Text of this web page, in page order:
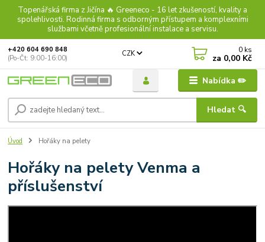
Topenářská firma z Jičína 🔥 Greeneco - 16 let zkušeností, kvality a
spolehlivosti. Rodinná firma s odborným přístupem a komplexními
službami včetně profesionální instalace a servisu.
Nabídka ✏️
CZK
Hledat 🔍
+420 604 690 848
(Po-Čt: 9:00-16:00)
0 ks
za 0,00 Kč
Úvod Hořáky na pelety
Hořáky na pelety Venma a
příslušenství